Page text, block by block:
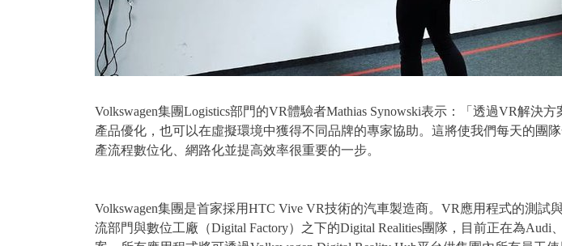
Volkswagen集團Logistics部門的VR體驗者Mathias Synowski表示：「透過VR解
產品優化，也可以在虛擬環境中獲得不同品牌的專家協助。這將使我們每天的團
產流程數位化、網路化並提高效率很重要的一步。
Volkswagen集團是首家採用HTC Vive VR技術的汽車製造商。VR應用程式的測試
流部門與數位工廠（Digital Factory）之下的Digital Realities團隊，目前正在為